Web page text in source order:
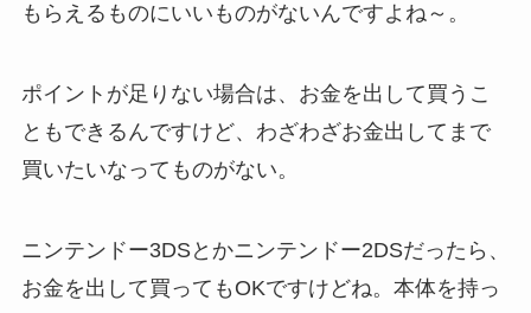
もらえるものにいいものがないんですよね～。
ポイントが足りない場合は、お金を出して買うこ
ともできるんですけど、わざわざお金出してまで
買いたいなってものがない。
ニンテンドー3DSとかニンテンドー2DSだったら、
お金を出して買ってもOKですけどね。本体を持っ